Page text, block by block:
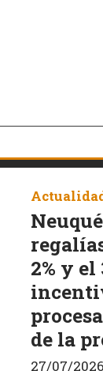
2% y el
de la
27/07/2026